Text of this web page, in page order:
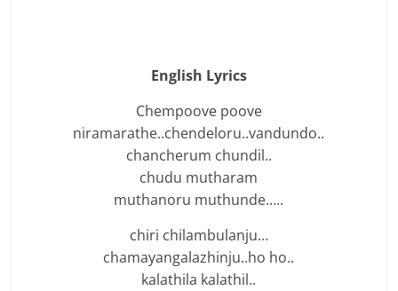
English Lyrics
Chempoove poove
niramarathe..chendeloru..vandundo..
chancherum chundil..
chudu mutharam
muthanoru muthunde…..
chiri chilambulanju…
chamayangalazhinju..ho ho..
kalathila kalathil..